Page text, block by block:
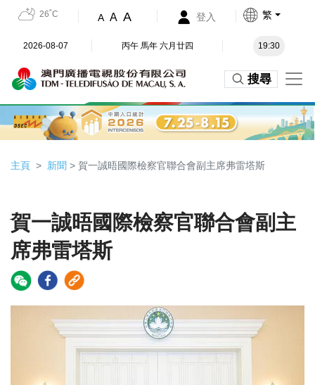
26˚C A A A 登入 繁
2026-08-07 丙午 馬年 六月廿四 19:30
搜尋
主頁 新聞 > 賀一誠晤國際檢察官聯合會副主席弗雷塔斯
賀一誠晤國際檢察官聯合會副主
席弗雷塔斯